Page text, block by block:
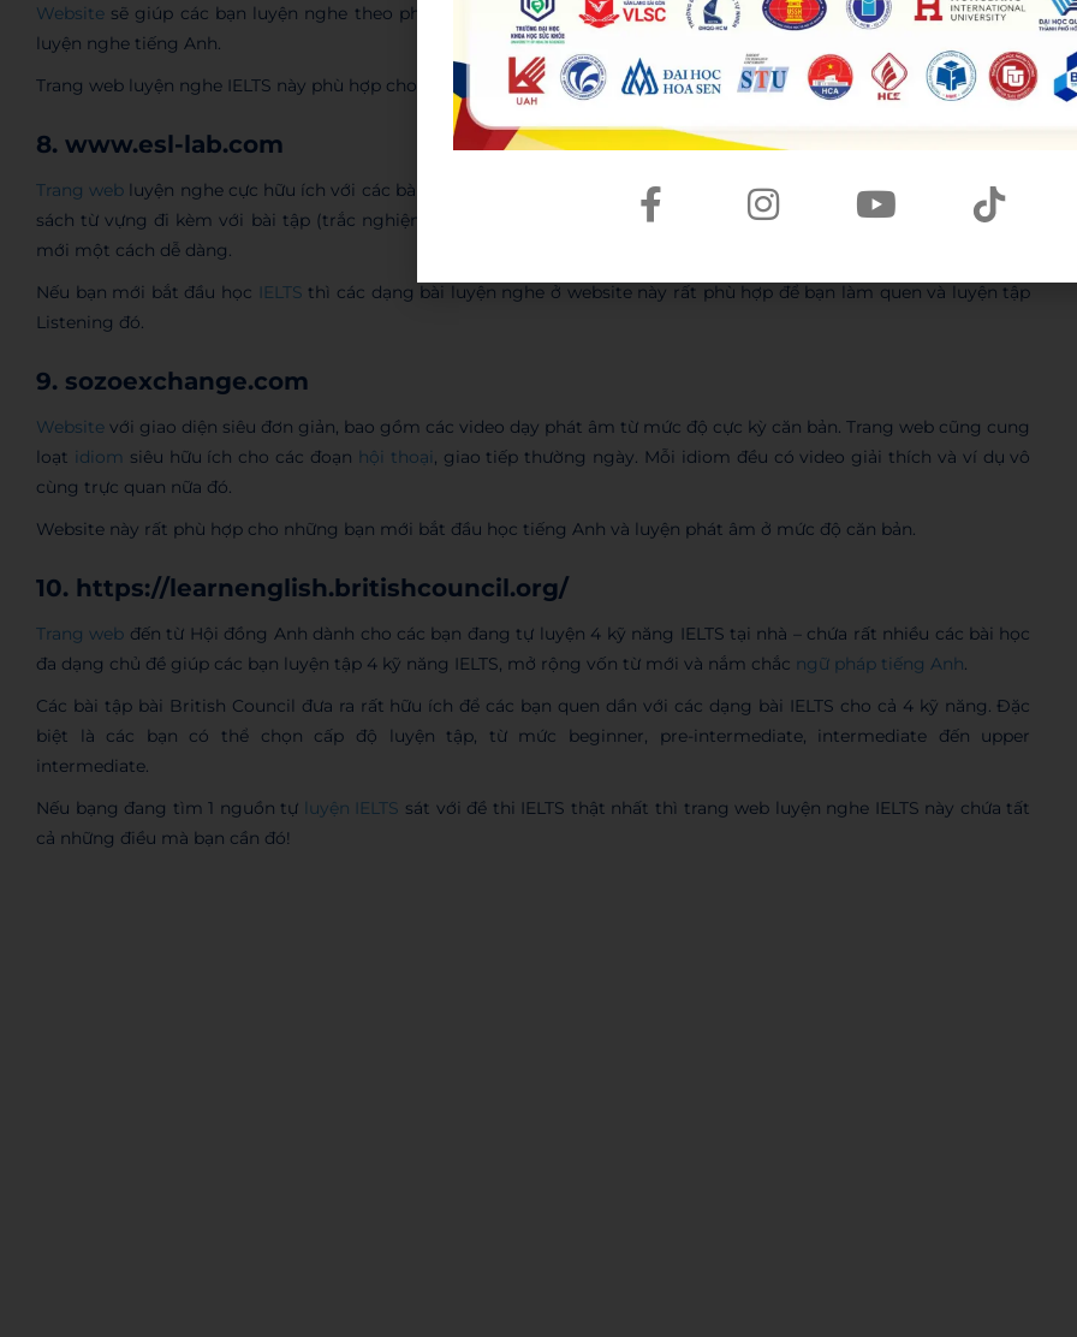
Website sẽ giúp các bạn luyện nghe theo phương pháp chép chính tả rất hữu ích, bổ sung từ vựng trong quá trình
luyện nghe tiếng Anh.
Trang web luyện nghe IELTS này phù hợp cho các bạn có trình độ từ trung bình.
8. www.esl-lab.com
Trang web luyện nghe cực hữu ích với các bài nghe đa dạng chủ đề từ dễ đến khó. Mỗi bài nghe đều được liệt kê danh
sách từ vựng đi kèm với bài tập (trắc nghiệm, điền từ, nối từ, nối câu,…) giúp bạn rèn luyện tiếng Anh và ghi nhớ từ
mới một cách dễ dàng.
Nếu bạn mới bắt đầu học IELTS thì các dạng bài luyện nghe ở website này rất phù hợp để bạn làm quen và luyện tập
Listening đó.
9. sozoexchange.com
Website với giao diện siêu đơn giản, bao gồm các video dạy phát âm từ mức độ cực kỳ căn bản. Trang web cũng cung
loạt idiom siêu hữu ích cho các đoạn hội thoại, giao tiếp thường ngày. Mỗi idiom đều có video giải thích và ví dụ vô
cùng trực quan nữa đó.
Website này rất phù hợp cho những bạn mới bắt đầu học tiếng Anh và luyện phát âm ở mức độ căn bản.
10. https://learnenglish.britishcouncil.org/
Trang web đến từ Hội đồng Anh dành cho các bạn đang tự luyện 4 kỹ năng IELTS tại nhà – chứa rất nhiều các bài học
đa dạng chủ đề giúp các bạn luyện tập 4 kỹ năng IELTS, mở rộng vốn từ mới và nắm chắc ngữ pháp tiếng Anh.
Các bài tập bài British Council đưa ra rất hữu ích để các bạn quen dần với các dạng bài IELTS cho cả 4 kỹ năng. Đặc
biệt là các bạn có thể chọn cấp độ luyện tập, từ mức beginner, pre-intermediate, intermediate đến upper
intermediate.
Nếu bạng đang tìm 1 nguồn tự luyện IELTS sát với đề thi IELTS thật nhất thì trang web luyện nghe IELTS này chứa tất
cả những điều mà bạn cần đó!